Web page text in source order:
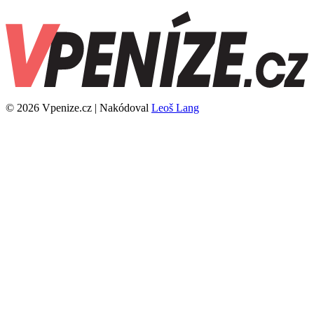
© 2026 Vpenize.cz | Nakódoval Leoš Lang